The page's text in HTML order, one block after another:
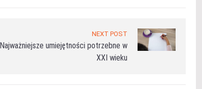
NEXT POST
Najważniejsze umiejętności potrzebne w
XXI wieku